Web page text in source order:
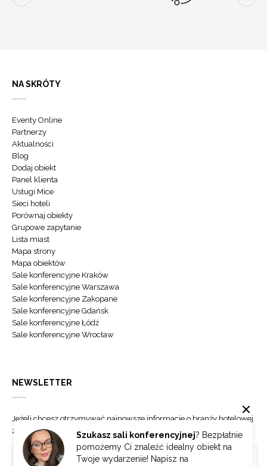
Szukasz sali konferencyjnej? Bezpłatnie
pomożemy Ci znaleźć idealny obiekt na
Twoje wydarzenie! Napisz na
NA SKRÓTY
Eventy Online
Partnerzy
Aktualności
Blog
Dodaj obiekt
Panel klienta
Usługi Mice
Sieci hoteli
Porównaj obiekty
Grupowe zapytanie
Lista miast
Mapa strony
Mapa obiektów
Sale konferencyjne Kraków
Sale konferencyjne Warszawa
Sale konferencyjne Zakopane
Sale konferencyjne Gdańsk
Sale konferencyjne Łódź
Sale konferencyjne Wrocław
NEWSLETTER
Jeżeli chcesz otrzymywać najnowsze informacje o branży hotelowej
zapisz się do naszego newslettera.